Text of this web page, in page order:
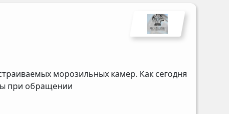
морозильных камер. Как сегодня
при обращении